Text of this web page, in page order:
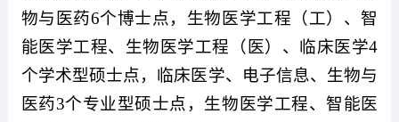
物与医药6个博士点，生物医学工程（工）、智
能医学工程、生物医学工程（医）、临床医学4
个学术型硕士点，临床医学、电子信息、生物与
医药3个专业型硕士点，生物医学工程、智能医